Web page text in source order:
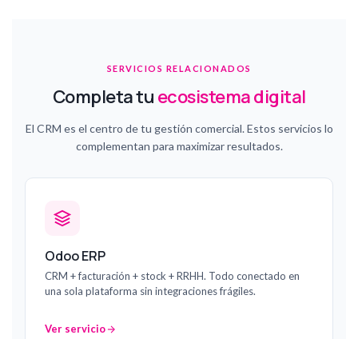
SERVICIOS RELACIONADOS
Completa tu ecosistema digital
El CRM es el centro de tu gestión comercial. Estos servicios lo
complementan para maximizar resultados.
Odoo ERP
CRM + facturación + stock + RRHH. Todo conectado en
una sola plataforma sin integraciones frágiles.
Ver servicio